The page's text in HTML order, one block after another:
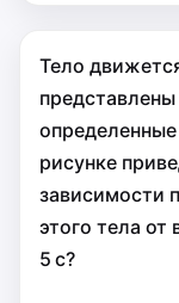
Тело
рисунке
зависимости
этого тела
5 с?